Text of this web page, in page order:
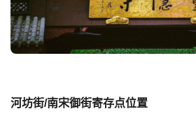
河坊街/南宋御街寄存点位置